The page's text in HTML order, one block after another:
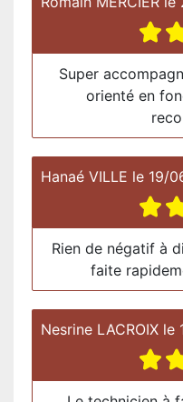
Super
orienté en
Hanaé VILLE le 19/
Rien de négatif à
faite
Nesrine LACROIX le